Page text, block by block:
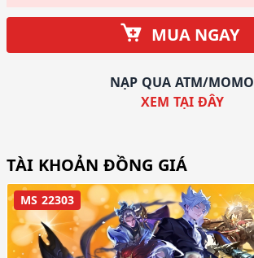
MUA NGAY
NẠP QUA ATM/MOMO
XEM TẠI ĐÂY
TÀI KHOẢN ĐỒNG GIÁ
MS 22303